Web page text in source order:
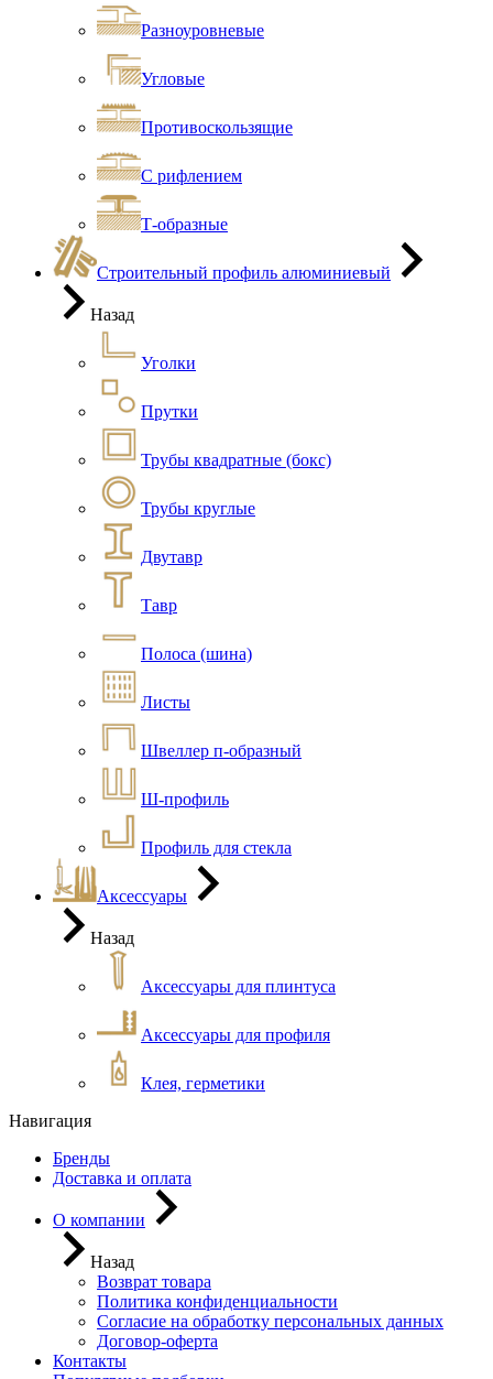
Разноуровневые
Угловые
Противоскользящие
С рифлением
Т-образные
Строительный профиль алюминиевый
Назад
Уголки
Прутки
Трубы квадратные (бокс)
Трубы круглые
Двутавр
Тавр
Полоса (шина)
Листы
Швеллер п-образный
Ш-профиль
Профиль для стекла
Аксессуары
Назад
Аксессуары для плинтуса
Аксессуары для профиля
Клея, герметики
Навигация
Бренды
Доставка и оплата
О компании
Назад
Возврат товара
Политика конфиденциальности
Согласие на обработку персональных данных
Договор-оферта
Контакты